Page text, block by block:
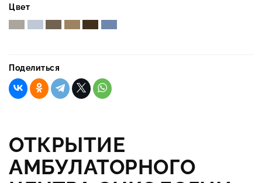
Цвет
Поделиться
ОТКРЫТИЕ
АМБУЛАТОРНОГО